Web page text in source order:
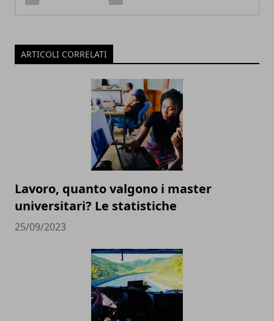
ARTICOLI CORRELATI
Lavoro, quanto valgono i master
universitari? Le statistiche
25/09/2023